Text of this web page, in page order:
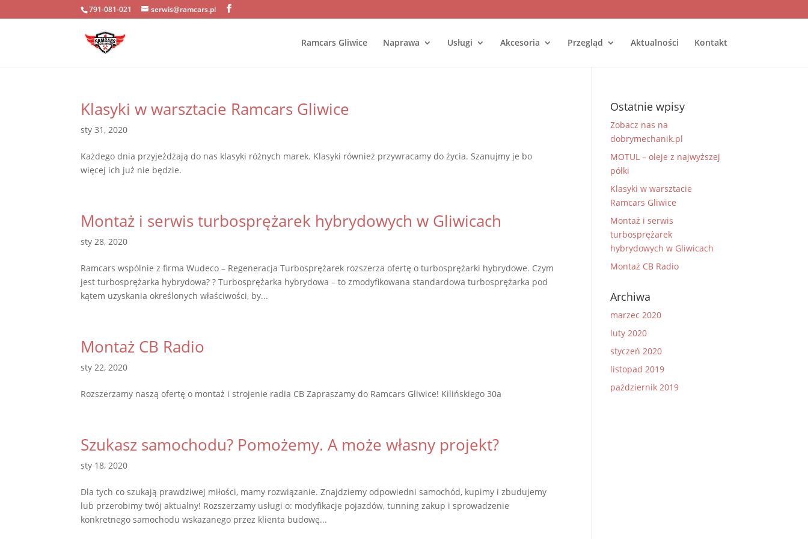
791-081-021 serwis@ramcars.pl
Ramcars Gliwice Naprawa Usługi Akcesoria Przegląd Aktualności Kontakt
Klasyki w warsztacie Ramcars Gliwice
sty 31, 2020
Każdego dnia przyjeżdżają do nas klasyki różnych marek. Klasyki również przywracamy do życia. Szanujmy je bo
więcej ich już nie będzie.
Montaż i serwis turbosprężarek hybrydowych w Gliwicach
sty 28, 2020
Ramcars wspólnie z firma Wudeco – Regeneracja Turbosprężarek rozszerza ofertę o turbosprężarki hybrydowe. Czym
jest turbosprężarka hybrydowa? ? Turbosprężarka hybrydowa – to zmodyfikowana standardowa turbosprężarka pod
kątem uzyskania określonych właściwości, by...
Montaż CB Radio
sty 22, 2020
Rozszerzamy naszą ofertę o montaż i strojenie radia CB Zapraszamy do Ramcars Gliwice! Kilińskiego 30a
Szukasz samochodu? Pomożemy. A może własny projekt?
sty 18, 2020
Dla tych co szukają prawdziwej miłości, mamy rozwiązanie. Znajdziemy odpowiedni samochód, kupimy i zbudujemy
lub przerobimy twój aktualny! Rozszerzamy usługi o: modyfikacje pojazdów, tunning zakup i sprowadzenie
konkretnego samochodu wskazanego przez klienta budowę...
Ostatnie wpisy
Zobacz nas na
dobrymechanik.pl
MOTUL – oleje z najwyższej
półki
Klasyki w warsztacie
Ramcars Gliwice
Montaż i serwis
turbosprężarek
hybrydowych w Gliwicach
Montaż CB Radio
Archiwa
marzec 2020
luty 2020
styczeń 2020
listopad 2019
październik 2019